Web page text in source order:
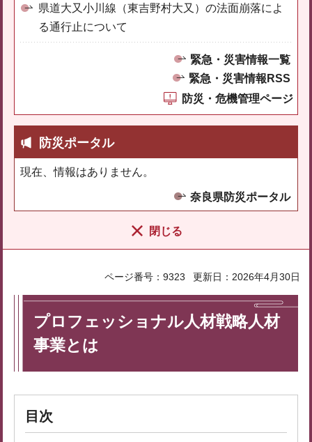
県道大又小川線（東吉野村大又）の法面崩落によ
る通行止について
緊急・災害情報一覧
緊急・災害情報RSS
防災・危機管理ページ
防災ポータル
現在、情報はありません。
奈良県防災ポータル
閉じる
ページ番号：9323 更新日：2026年4月30日
プロフェッショナル人材戦略人材
事業とは
目次